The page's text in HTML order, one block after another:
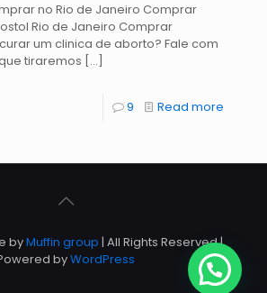
no Rio de Janeiro Comprar
Rio de Janeiro Comprar
um clinica de aborto? Fale com
tiraremos […]
9 Read more
byMuffin group | All Rights Reserved |
byWordPress